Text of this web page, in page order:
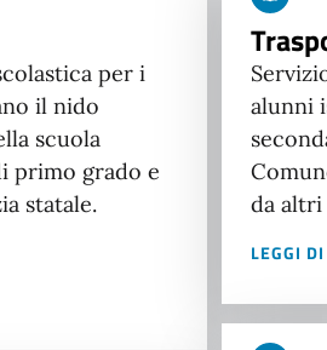
per i
il nido
scuola
primo grado e
statale.
alunni
da altri
LEGGI